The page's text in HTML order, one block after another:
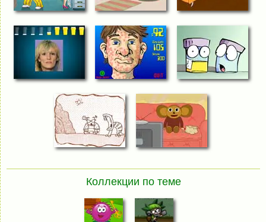
Коллекции по теме